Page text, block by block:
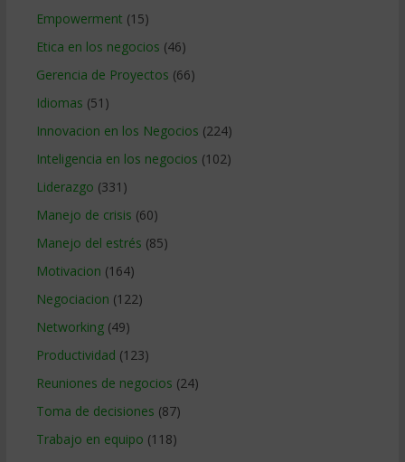
Empowerment (15)
Etica en los negocios (46)
Gerencia de Proyectos (66)
Idiomas (51)
Innovacion en los Negocios (224)
Inteligencia en los negocios (102)
Liderazgo (331)
Manejo de crisis (60)
Manejo del estrés (85)
Motivacion (164)
Negociacion (122)
Networking(49)
Productividad (123)
Reuniones de negocios (24)
Toma de decisiones (87)
Trabajo en equipo (118)